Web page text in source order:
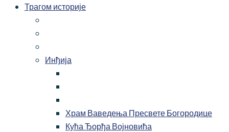
Трагом историје
Инђија
Храм Ваведења Пресвете Богородице
Кућа Ђорђа Војновића